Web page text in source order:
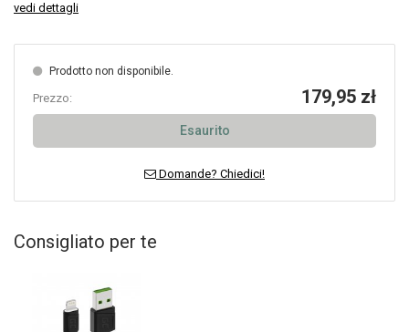
vedi dettagli
Prodotto non disponibile.
Prezzo: 179,95 zł
Esaurito
Domande? Chiedici!
Consigliato per te